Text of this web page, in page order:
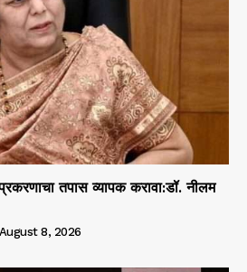
तपास व्यापक करावा:डॉ. नीलम
August 8, 2026